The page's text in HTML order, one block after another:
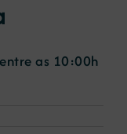
as 10:00h